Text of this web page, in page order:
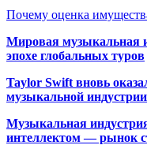
Почему оценка
Мировая музыкальная
эпохе глобальных туров
Taylor Swift вновь
музыкальной индустрии
Музыкальная
интеллектом — рынок